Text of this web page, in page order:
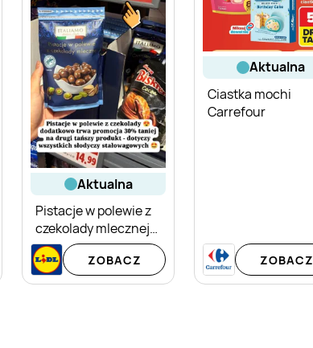
aktualna
Pistacje w polewie z
czekolady mlecznej
Italiamo
ZOBACZ
aktualna
Ciastka mochi
Carrefour
ZOBACZ